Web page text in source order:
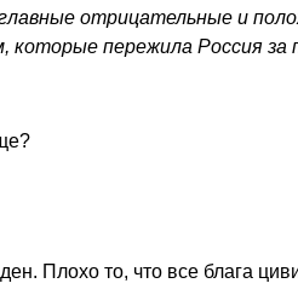
отрицательные и
которые пережила Россия
Плохо то, что все блага